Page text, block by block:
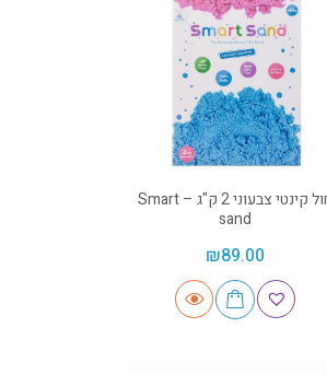
חול קינטי צבעוני 2 ק"ג – Smart
sand
₪89.00